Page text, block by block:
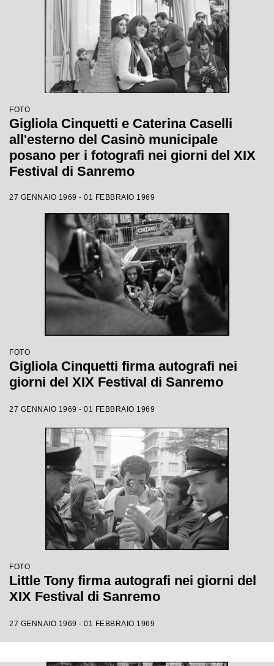
FOTO
Gigliola Cinquetti e Caterina Caselli
all'esterno del Casinò municipale
posano per i fotografi nei giorni del XIX
Festival di Sanremo
27 GENNAIO 1969 - 01 FEBBRAIO 1969
FOTO
Gigliola Cinquetti firma autografi nei
giorni del XIX Festival di Sanremo
27 GENNAIO 1969 - 01 FEBBRAIO 1969
FOTO
Little Tony firma autografi nei giorni del
XIX Festival di Sanremo
27 GENNAIO 1969 - 01 FEBBRAIO 1969